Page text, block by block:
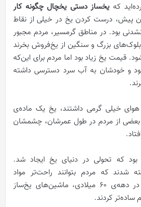
که یخساز دستی یخچال چگونه کار
پیش، درست کردن یخ در خیلی از نقاط
بود. در مناطق گرمسیر، مردم مجبور
بزرگ و سنگین از یخ‌فروش بخرند
قیمت یخ زیاد بود اما مردم برای این‌که
و خودشان به آب سرد دسترسی داشته
خیلی گرمی داشتند، یخ یک ماده‌ی
از مردم در طول عمرشان، چشمشان
که تحولی در دنیای یخ ایجاد شد.
شدند که مردم بتوانند راحت‌تر مواد
غذاییشان را نگه دارند. در دهه‌ی ۶۰ میلادی، ماشین‌های یخ‌ساز
ساده‌تر کردند.